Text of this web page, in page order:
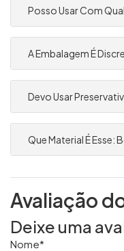
Posso Usar Com
A Embalagem É
Devo Usar
Que Material É Esse:
Avaliação
Deixe uma
Nome*